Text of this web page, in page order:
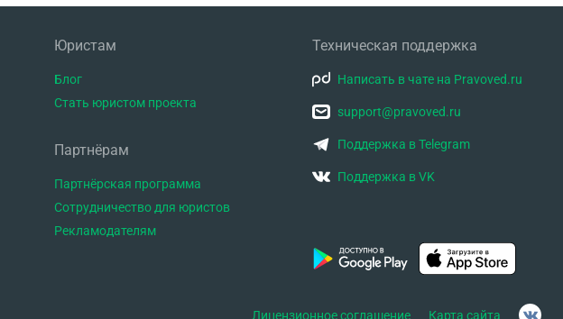
Юристам
Блог
Стать юристом проекта
Партнёрам
Партнёрская программа
Сотрудничество для юристов
Рекламодателям
Техническая поддержка
Написать в чате на Pravoved.ru
support@pravoved.ru
Поддержка в Telegram
Поддержка в VK
Лицензионное соглашение Карта сайта